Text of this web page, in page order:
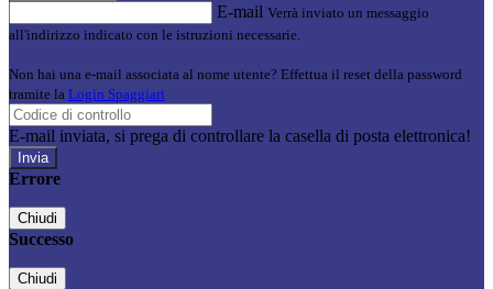
E-mail Verrà inviato un messaggio
all'indirizzo indicato con le istruzioni necessarie.
Non hai una e-mail associata al nome utente? Effettua il reset della password
tramite la Login Spaggiari
E-mail inviata, si prega di controllare la casella di posta elettronica!
Errore
Chiudi
Successo
Chiudi